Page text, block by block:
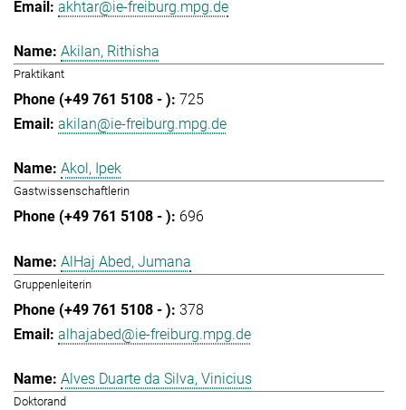
akhtar@ie-freiburg.mpg.de
Akilan, Rithisha
Praktikant
725
akilan@ie-freiburg.mpg.de
Akol, Ipek
Gastwissenschaftlerin
696
AlHaj Abed, Jumana
Gruppenleiterin
378
alhajabed@ie-freiburg.mpg.de
Alves Duarte da Silva, Vinicius
Doktorand